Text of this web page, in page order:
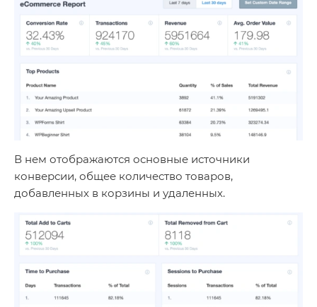
В нем отображаются основные источники
конверсии, общее количество товаров,
добавленных в корзины и удаленных.